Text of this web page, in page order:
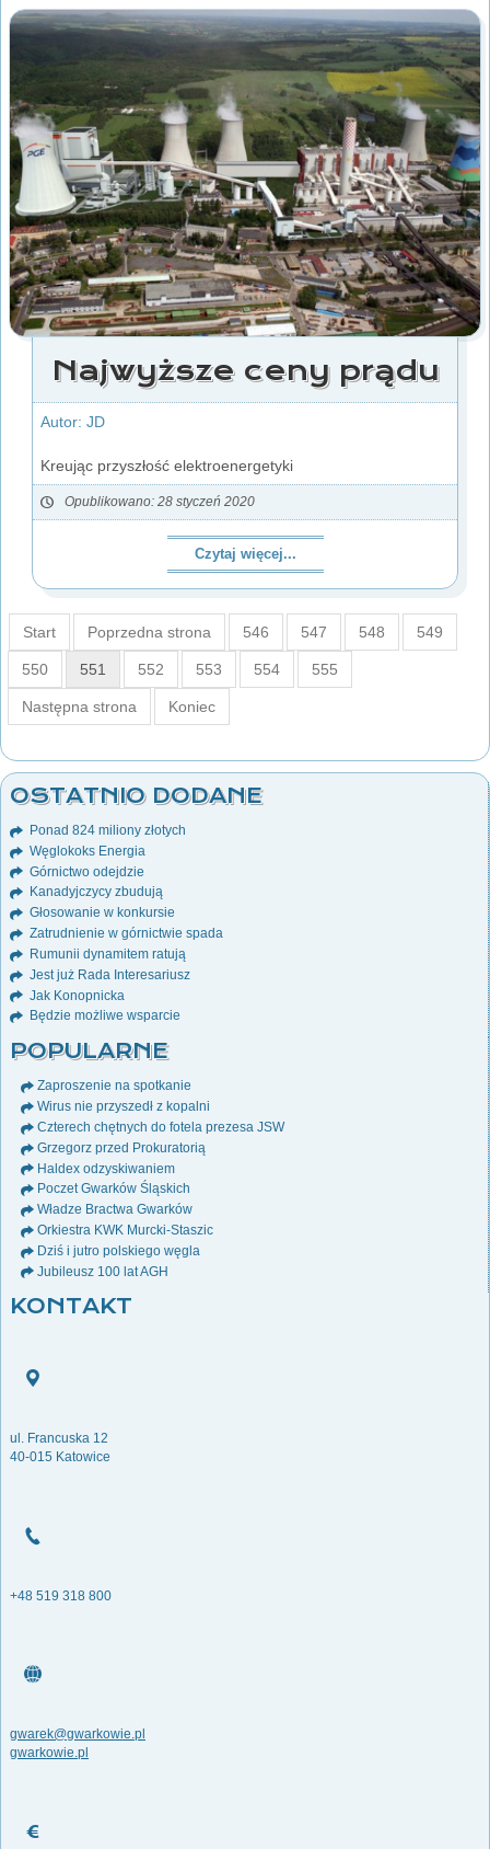
Najwyższe ceny prądu
Autor: JD
Kreując przyszłość elektroenergetyki
Opublikowano: 28 styczeń 2020
Czytaj więcej...
Start Poprzedna strona 546 547 548 549
550 551 552 553 554 555
Następna strona Koniec
OSTATNIO DODANE
Ponad 824 miliony złotych
Węglokoks Energia
Górnictwo odejdzie
Kanadyjczycy zbudują
Głosowanie w konkursie
Zatrudnienie w górnictwie spada
Rumunii dynamitem ratują
Jest już Rada Interesariusz
Jak Konopnicka
Będzie możliwe wsparcie
POPULARNE
Zaproszenie na spotkanie
Wirus nie przyszedł z kopalni
Czterech chętnych do fotela prezesa JSW
Grzegorz przed Prokuratorią
Haldex odzyskiwaniem
Poczet Gwarków Śląskich
Władze Bractwa Gwarków
Orkiestra KWK Murcki-Staszic
Dziś i jutro polskiego węgla
Jubileusz 100 lat AGH
KONTAKT
ul. Francuska 12
40-015 Katowice
+48 519 318 800
gwarek@gwarkowie.pl
gwarkowie.pl